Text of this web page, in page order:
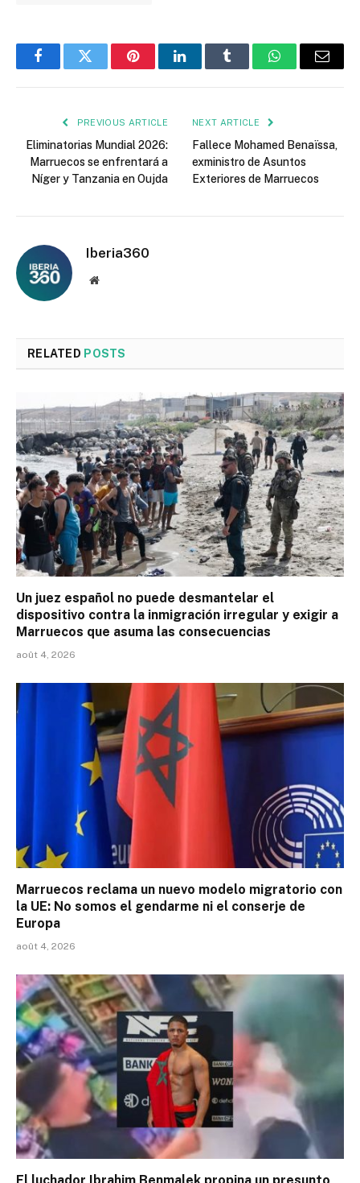
FacebookTwitter PinterestLinkedInTumblr WhatsAppEmail
PREVIOUS ARTICLE
Eliminatorias Mundial 2026:
Marruecos se enfrentará a
Níger y Tanzania en Oujda
NEXT ARTICLE
Fallece Mohamed Benaïssa,
exministro de Asuntos
Exteriores de Marruecos
Iberia360
Website
RELATED POSTS
Un juez español no puede desmantelar el
dispositivo contra la inmigración irregular y exigir a
Marruecos que asuma las consecuencias
août 4, 2026
Marruecos reclama un nuevo modelo migratorio con
la UE: No somos el gendarme ni el conserje de
Europa
août 4, 2026